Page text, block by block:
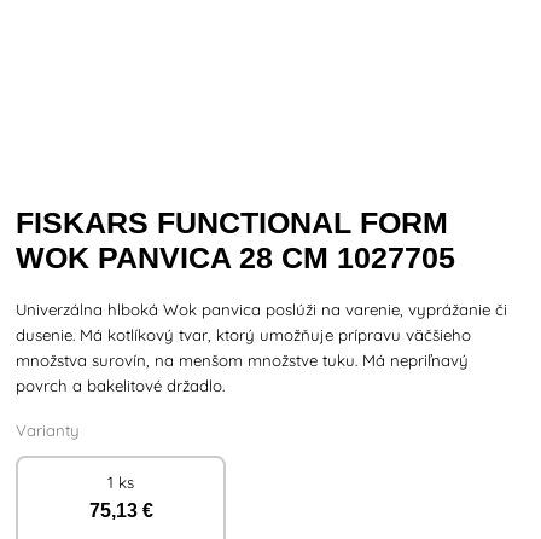
FISKARS FUNCTIONAL FORM
WOK PANVICA 28 CM 1027705
Univerzálna hlboká Wok panvica poslúži na varenie, vyprážanie či
dusenie. Má kotlíkový tvar, ktorý umožňuje prípravu väčšieho
množstva surovín, na menšom množstve tuku. Má nepriľnavý
povrch a bakelitové držadlo.
Varianty
1 ks
75,13 €